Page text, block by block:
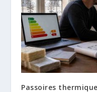
Passoires